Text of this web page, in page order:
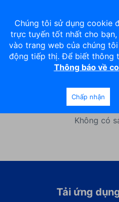
Mở mới thẻ
Không có
Tải ứng
Chúng tôi sử dụng cookie
trực tuyến tốt nhất cho
vào trang web của chúng
động tiếp thị. Để biết thông
Thông báo về
Chấp nhận